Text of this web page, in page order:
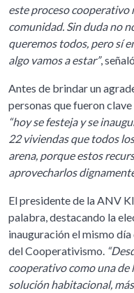
este proceso cooperativo
comunidad. Sin duda no
queremos todos, pero sí
algo vamos a estar”,
Antes de brindar un
personas que fueron
“hoy se festeja y se
22 viviendas que todos
arena, porque estos
aprovecharlos
El presidente de la ANV
palabra, destacando la
inauguración el mismo
del Cooperativismo.
cooperativo como una de
solución habitacional,